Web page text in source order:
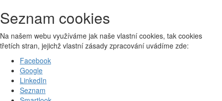
Seznam cookies
Na našem webu využíváme jak naše vlastní cookies, tak cookies
třetích stran, jejichž vlastní zásady zpracování uvádíme zde:
Facebook
Google
LinkedIn
Seznam